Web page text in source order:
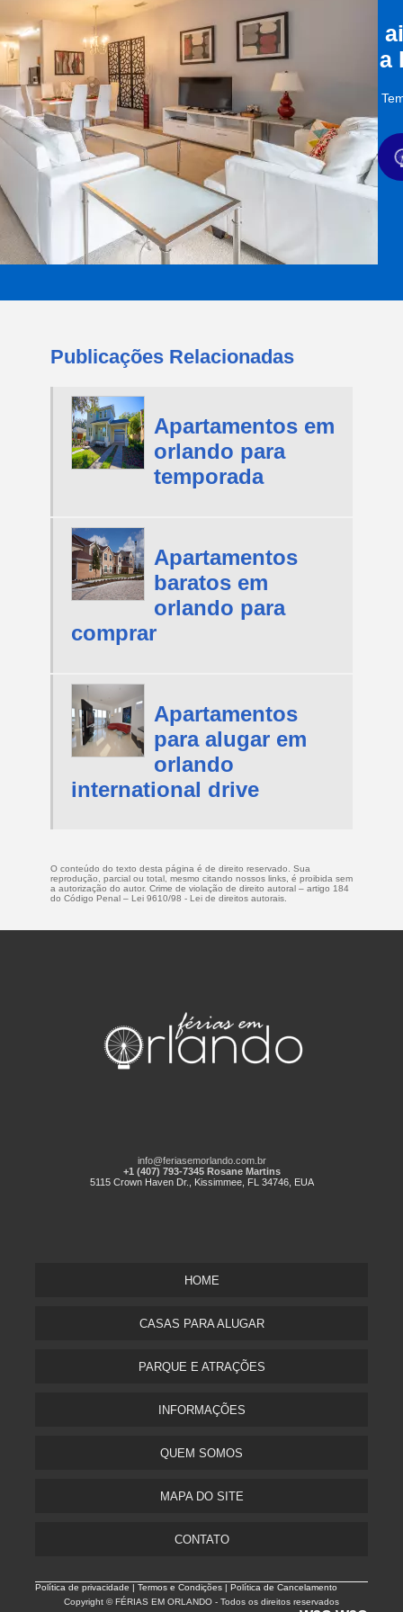
a
Publicações Relacionadas
Apartamentos em
orlando para
temporada
Apartamentos
baratos em
orlando para
comprar
Apartamentos
para alugar em
orlando
international drive
O conteúdo do texto desta página é de direito reservado. Sua
reprodução, parcial ou total, mesmo citando nossos links, é proibida sem
a autorização do autor. Crime de violação de direito autoral – artigo 184
do Código Penal – Lei 9610/98 - Lei de direitos autorais
info@feriasemorlando.com.br
+1 (407) 793-7345 Rosane Martins
5115 Crown Haven Dr., Kissimmee, FL 34746, EUA
HOME
CASAS PARA ALUGAR
PARQUE E ATRAÇÕES
INFORMAÇÕES
QUEM SOMOS
MAPA DO SITE
CONTATO
Política de privacidade |Termos e Condições | Política de Cancelamento
Copyright © FÉRIAS EM ORLANDO - Todos os direitos reservados